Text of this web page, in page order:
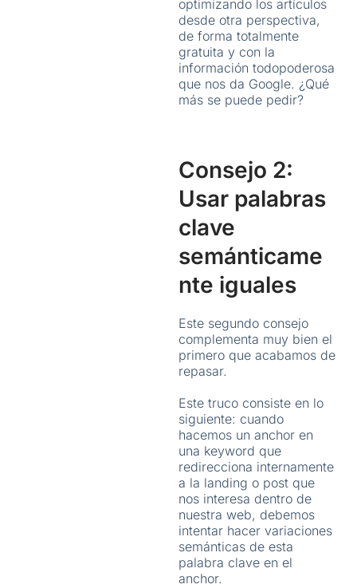
optimizando los artículos
desde otra perspectiva,
de forma totalmente
gratuita y con la
información todopoderosa
que nos da Google. ¿Qué
más se puede pedir?
Consejo 2:
Usar palabras
clave
semánticame
nte iguales
Este segundo consejo
complementa muy bien el
primero que acabamos de
repasar.
Este truco consiste en lo
siguiente: cuando
hacemos un anchor en
una keyword que
redirecciona internamente
a la landing o post que
nos interesa dentro de
nuestra web, debemos
intentar hacer variaciones
semánticas de esta
palabra clave en el
anchor.